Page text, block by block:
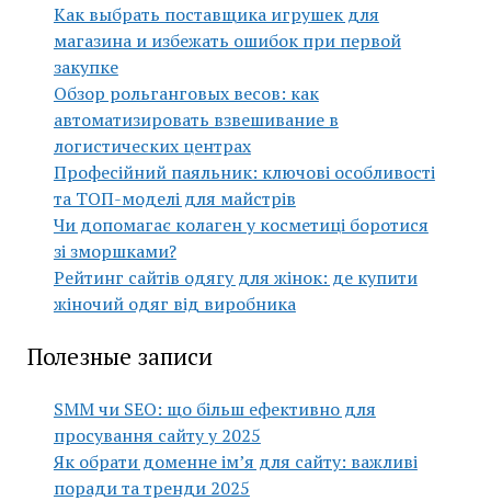
Как выбрать поставщика игрушек для
магазина и избежать ошибок при первой
закупке
Обзор рольганговых весов: как
автоматизировать взвешивание в
логистических центрах
Професійний паяльник: ключові особливості
та ТОП-моделі для майстрів
Чи допомагає колаген у косметиці боротися
зі зморшками?
Рейтинг сайтів одягу для жінок: де купити
жіночий одяг від виробника
Полезные записи
SMM чи SEO: що більш ефективно для
просування сайту у 2025
Як обрати доменне ім’я для сайту: важливі
поради та тренди 2025